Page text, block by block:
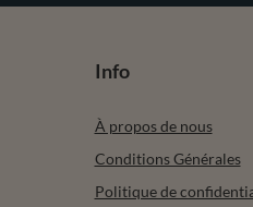
Info
À propos de nous
Conditions Générales
Politique de